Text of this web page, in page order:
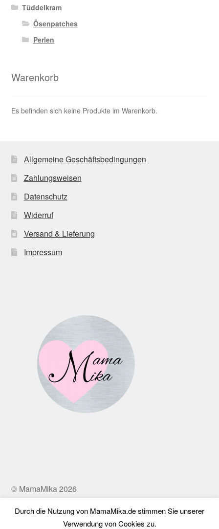
Tüddelkram
Ösenpatches
Perlen
Warenkorb
Es befinden sich keine Produkte im Warenkorb.
Allgemeine Geschäftsbedingungen
Zahlungsweisen
Datenschutz
Widerruf
Versand & Lieferung
Impressum
© MamaMika 2026
Datenschutz Erstellt mit WooCommerce.
Durch die Nutzung von MamaMika.de stimmen Sie unserer
Verwendung von Cookies zu.